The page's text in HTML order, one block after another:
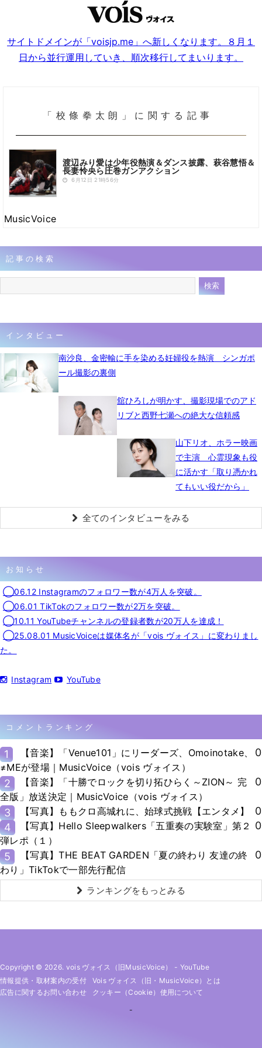
サイトドメインが「voisjp.me」へ新しくなります。８月１
日から並行運用していき、順次移行してまいります。
「校條拳太朗」に関する記事
渡辺みり愛は少年役熱演＆ダンス披露、萩谷慧悟＆
長妻怜央ら圧巻ガンアクション
6月12日 21時56分
MusicVoice
記事の検索
インタビュー
南沙良、金密輸に手を染める妊婦役を熱演 シンガポ
ール撮影の裏側
舘ひろしが明かす、撮影現場でのアド
リブと西野七瀬への絶大な信頼感
山下リオ、ホラー映画
で主演 心霊現象も役
に活かす「取り憑かれ
てもいい役だから」
全てのインタビューをみる
お知らせ
◯06.12 Instagramのフォロワー数が4万人を突破。
◯06.01 TikTokのフォロワー数が2万を突破。
◯10.11 YouTubeチャンネルの登録者数が20万人を達成！
◯25.08.01 MusicVoiceは媒体名が「vois ヴォイス」に変わりまし
た。
Instagram YouTube
コメントランキング
1
【音楽】「Venue101」にリーダーズ、Omoinotake、
≠MEが登場｜MusicVoice（vois ヴォイス）
0
2
【音楽】「十勝でロックを切り拓ひらく～ZION～ 完
全版」放送決定｜MusicVoice（vois ヴォイス）
0
3 【写真】ももクロ高城れに、始球式挑戦【エンタメ】
0
4
【写真】Hello Sleepwalkers「五重奏の実験室」第２
弾レポ（１）
0
5
【写真】THE BEAT GARDEN「夏の終わり 友達の終
わり」TikTokで一部先行配信
0
ランキングをもっとみる
Copyright © 2026. vois ヴォイス（旧MusicVoice） - YouTube
情報提供・取材案内の受付
Vois ヴォイス（旧・MusicVoice）とは
広告に関するお問い合わせ
クッキー（cookie）使用について
-